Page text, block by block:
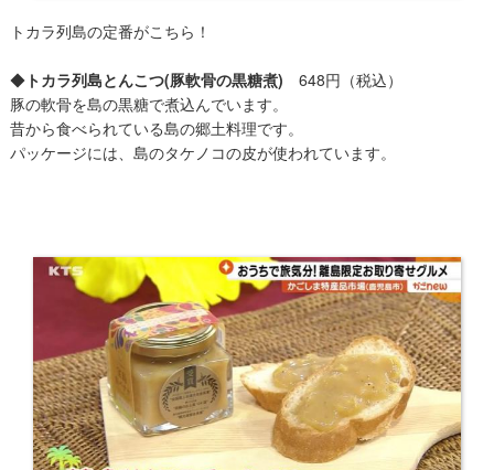
トカラ列島の定番がこちら！
◆トカラ列島とんこつ(豚軟骨の黒糖煮) 648円（税込）
豚の軟骨を島の黒糖で煮込んでいます。
昔から食べられている島の郷土料理です。
パッケージには、島のタケノコの皮が使われています。